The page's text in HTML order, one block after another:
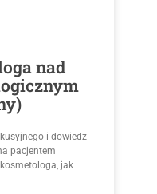
nad
i dowiedz
pacjentem
jak